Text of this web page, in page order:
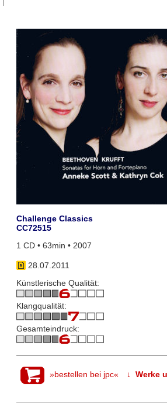
Challenge Classics
CC72515
1 CD • 63min • 2007
28.07.2011
Künstlerische Qualität:
Klangqualität:
Gesamteindruck:
»bestellen bei jpc« ↓ Werke